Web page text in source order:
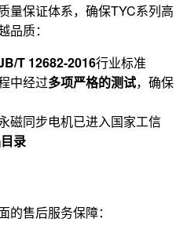
量保证体系，确保TYC系列高
质：
T 12682-2016行业标准
中经过多项严格的测试，确保
磁同步电机已进入国家工信
录
的售后服务保障：